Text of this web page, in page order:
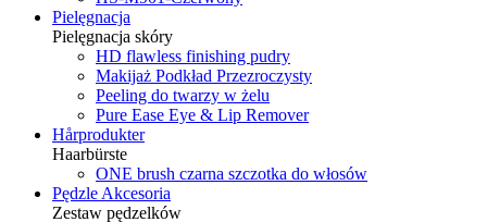
Pielęgnacja
Pielęgnacja skóry
HD flawless finishing pudry
Makijaż Podkład Przezroczysty
Peeling do twarzy w żelu
Pure Ease Eye & Lip Remover
Hårprodukter
Haarbürste
ONE brush czarna szczotka do włosów
Pędzle Akcesoria
Zestaw pędzelków